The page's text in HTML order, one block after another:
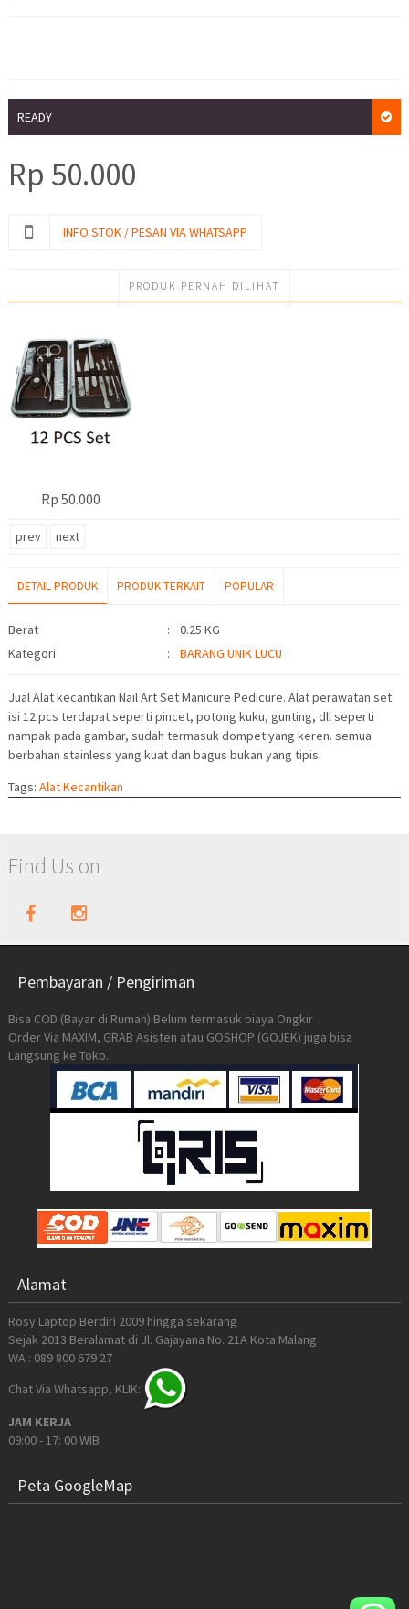
READY
Rp 50.000
INFO STOK / PESAN VIA WHATSAPP
PRODUK PERNAH DILIHAT
Rp 50.000
prev next
DETAIL PRODUK PRODUK TERKAIT POPULAR
Detail Produk
Berat :
0.25 KG
Kategori
: BARANG UNIK LUCU
Jual Alat kecantikan Nail Art Set Manicure Pedicure. Alat perawatan set
isi 12 pcs terdapat seperti pincet, potong kuku, gunting, dll seperti
nampak pada gambar, sudah termasuk dompet yang keren. semua
berbahan stainless yang kuat dan bagus bukan yang tipis.
Tags: Alat Kecantikan
Find Us on
Pembayaran / Pengiriman
Bisa COD (Bayar di Rumah) Belum termasuk biaya Ongkir
Order Via MAXIM, GRAB Asisten atau GOSHOP (GOJEK) juga bisa
Langsung ke Toko.
Alamat
Rosy Laptop Berdiri 2009 hingga sekarang
Sejak 2013 Beralamat di Jl. Gajayana No. 21A Kota Malang
WA : 089 800 679 27
Chat Via Whatsapp, KLIK:
JAM KERJA
09:00 - 17: 00 WIB
Peta GoogleMap